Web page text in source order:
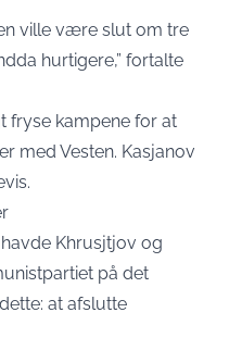
ville være slut om tre
hurtigere,” fortalte
fryse kampene for at
med Vesten. Kasjanov
Khrusjtjov og
på det
at afslutte